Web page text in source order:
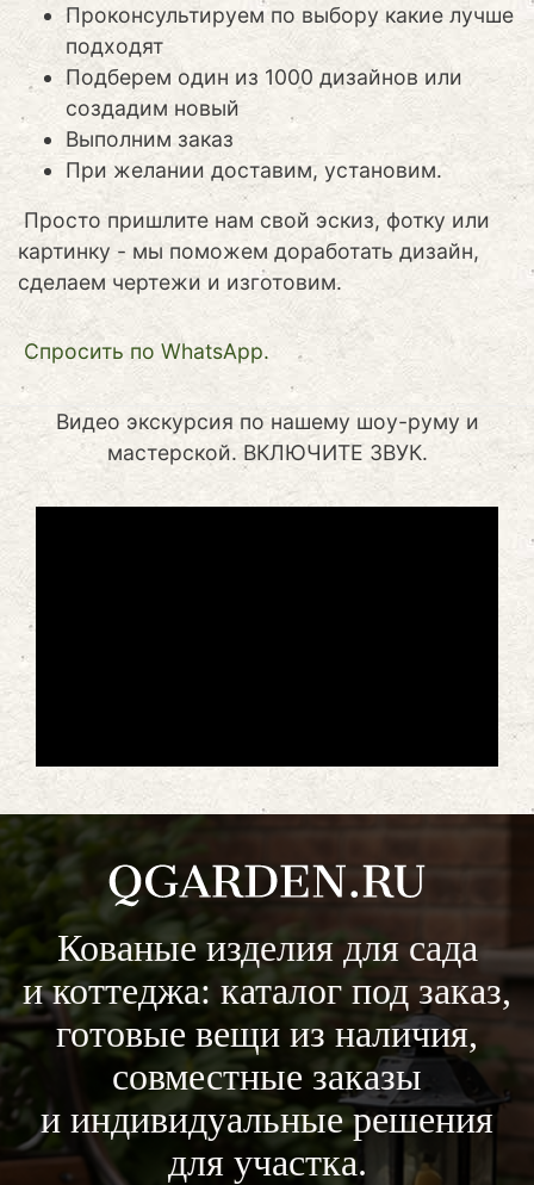
Проконсультируем по выбору какие лучше
подходят
Подберем один из 1000 дизайнов или
создадим новый
Выполним заказ
При желании доставим, установим.
Просто пришлите нам свой эскиз, фотку или
картинку - мы поможем доработать дизайн,
сделаем чертежи и изготовим.
Cпросить по WhatsApp.
Видео экскурсия по нашему шоу-руму и
мастерской. ВКЛЮЧИТЕ ЗВУК.
Кованые изделия для сада
и коттеджа: каталог под заказ,
готовые вещи из наличия,
совместные заказы
и индивидуальные решения
для участка.